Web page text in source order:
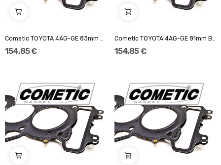
154,85 € 154,85 €